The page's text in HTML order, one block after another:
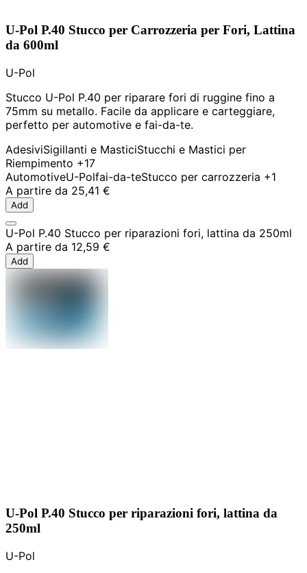
U-Pol P.40 Stucco per Carrozzeria per Fori, Lattina
da 600ml
U-Pol
Stucco U-Pol P.40 per riparare fori di ruggine fino a
75mm su metallo. Facile da applicare e carteggiare,
perfetto per automotive e fai-da-te.
AdesiviSigillanti e MasticiStucchi e Mastici per
Riempimento +17
AutomotiveU-Polfai-da-teStucco per carrozzeria +1
A partire da 25,41 €
Add
U-Pol P.40 Stucco per riparazioni fori, lattina da 250ml
A partire da 12,59 €
Add
U-Pol P.40 Stucco per riparazioni fori, lattina da
250ml
U-Pol